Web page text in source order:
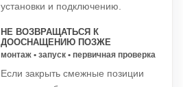
установки и подключению.
НЕ ВОЗВРАЩАТЬСЯ К
ДООСНАЩЕНИЮ ПОЗЖЕ
монтаж • запуск • первичная проверка
Если закрыть смежные позиции